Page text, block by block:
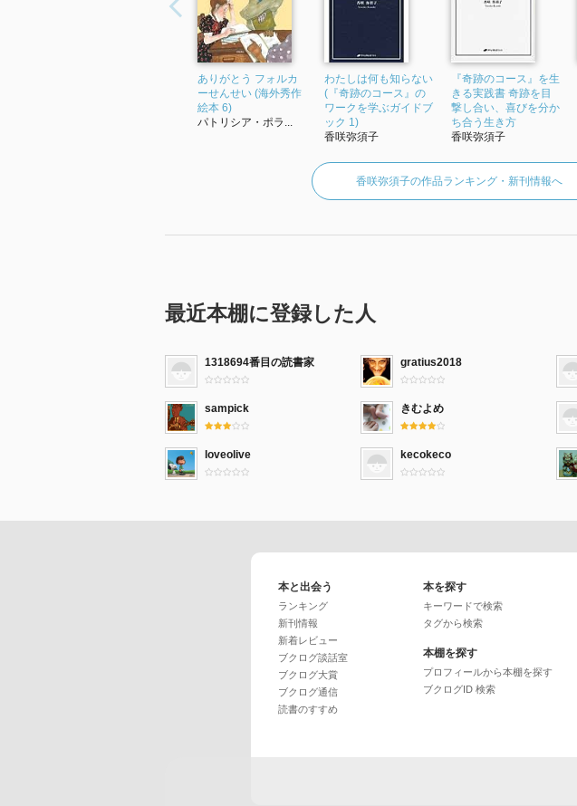
ありがとう フォルカ
ーせんせい (海外秀作
絵本 6)
パトリシア・ポラ...
わたしは何も知らない
(『奇跡のコース』の
ワークを学ぶガイドブ
ック 1)
香咲弥須子
『奇跡のコース』を生
きる実践書 奇跡を目
撃し合い、喜びを分か
ち合う生き方
香咲弥須子
香咲弥須子の作品ランキング・新刊情報へ
最近本棚に登録した人
1318694番目の読書家 gratius2018
sampick きむよめ
loveolive kecokeco
本と出会う
ランキング
新刊情報
新着レビュー
ブクログ談話室
ブクログ大賞
ブクログ通信
読書のすすめ
本を探す
キーワードで検索
タグから検索
本棚を探す
プロフィールから本棚を探す
ブクログID 検索